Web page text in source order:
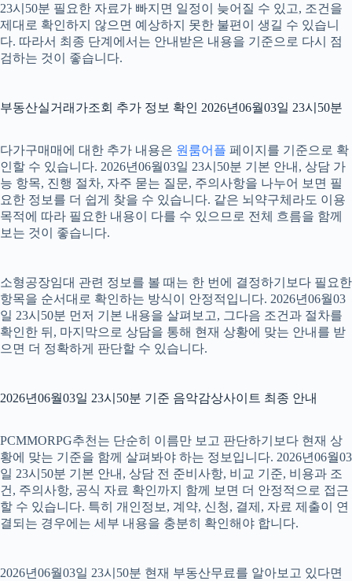
23시50분 필요한 자료가 빠지면 일정이 늦어질 수 있고, 조건을
제대로 확인하지 않으면 예상하지 못한 불편이 생길 수 있습니
다. 따라서 최종 단계에서는 안내받은 내용을 기준으로 다시 점
검하는 것이 좋습니다.
부동산실거래가조회 추가 정보 확인 2026년06월03일 23시50분
다가구매매에 대한 추가 내용은 원룸어플 페이지를 기준으로 확
인할 수 있습니다. 2026년06월03일 23시50분 기본 안내, 상담 가
능 항목, 진행 절차, 자주 묻는 질문, 주의사항을 나누어 보면 필
요한 정보를 더 쉽게 찾을 수 있습니다. 같은 뇌약구체라도 이용
목적에 따라 필요한 내용이 다를 수 있으므로 전체 흐름을 함께
보는 것이 좋습니다.
소형공장임대 관련 정보를 볼 때는 한 번에 결정하기보다 필요한
항목을 순서대로 확인하는 방식이 안정적입니다. 2026년06월03
일 23시50분 먼저 기본 내용을 살펴보고, 그다음 조건과 절차를
확인한 뒤, 마지막으로 상담을 통해 현재 상황에 맞는 안내를 받
으면 더 정확하게 판단할 수 있습니다.
2026년06월03일 23시50분 기준 음악감상사이트 최종 안내
PCMMORPG추천는 단순히 이름만 보고 판단하기보다 현재 상
황에 맞는 기준을 함께 살펴봐야 하는 정보입니다. 2026년06월03
일 23시50분 기본 안내, 상담 전 준비사항, 비교 기준, 비용과 조
건, 주의사항, 공식 자료 확인까지 함께 보면 더 안정적으로 접근
할 수 있습니다. 특히 개인정보, 계약, 신청, 결제, 자료 제출이 연
결되는 경우에는 세부 내용을 충분히 확인해야 합니다.
2026년06월03일 23시50분 현재 부동산무료를 알아보고 있다면